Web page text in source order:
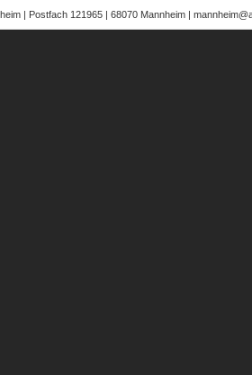
| Postfach 121965 | 68070 Mannheim |